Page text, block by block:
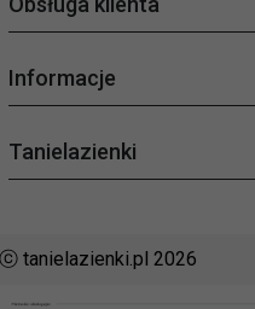
Informacje
Tanielazienki
ⓒ tanielazienki.pl 2026